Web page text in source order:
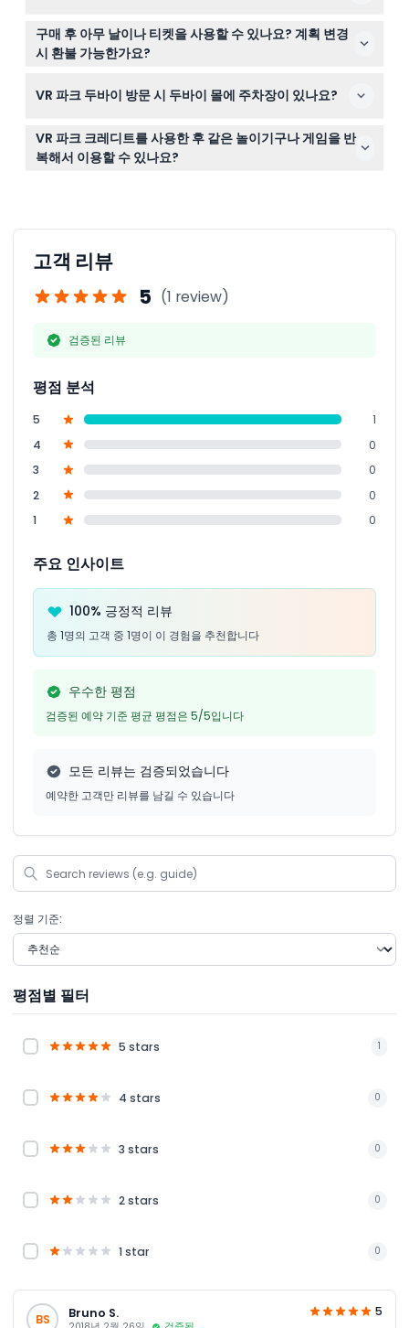
부 놀이기구는 키 제한이 있습니다.
본인과 티켓 확인서만 지참하세요. 편안한 옷차림과 신발을
권장하며 필요한 경우 공원 내에서 놀이 크레디트를 추가
구매할 수 있습니다.
구매 후 아무 날이나 티켓을 사용할 수 있나요? 계획 변경
시 환불 가능한가요?
니다. 예약 전에 일정 계획을 꼭 확실히 하시기 바랍니다.
VR 파크 두바이 방문 시 두바이 몰에 주차장이 있나요?
네, 두바이 몰에 무료 주차장이 있어 VR 파크 두바이를 방문
하기 편리합니다.
VR 파크 크레디트를 사용한 후 같은 놀이기구나 게임을 반
복해서 이용할 수 있나요?
고객 리뷰
5 (1 review)
검증된 리뷰
평점 분석
5
1
4
0
3
0
2
0
1
0
주요 인사이트
100% 긍정적 리뷰
총 1명의 고객 중 1명이 이 경험을 추천합니다
우수한 평점
검증된 예약 기준 평균 평점은 5/5입니다
모든 리뷰는 검증되었습니다
예약한 고객만 리뷰를 남길 수 있습니다
정렬 기준:
평점별 필터
5 stars 1
4 stars 0
3 stars 0
2 stars 0
1 star 0
BS Bruno S. 5